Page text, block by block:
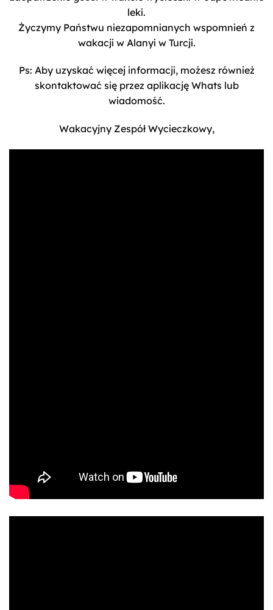
leki.
Życzymy Państwu niezapomnianych wspomnień z
wakacji w Alanyi w Turcji.
Ps: Aby uzyskać więcej informacji, możesz również
skontaktować się przez aplikację Whats lub
wiadomość.
Wakacyjny Zespół Wycieczkowy,